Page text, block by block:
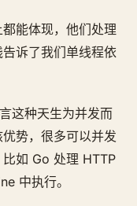
能体现，他们处理
诉了我们单线程依
这种天生为并发而
势，很多可以并发
如 Go 处理 HTTP
中执行。